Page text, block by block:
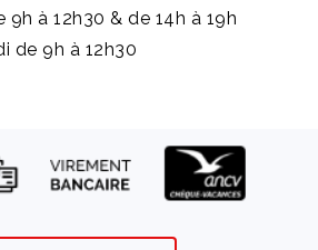
9h à 12h30 & de 14h à 19h
de 9h à 12h30